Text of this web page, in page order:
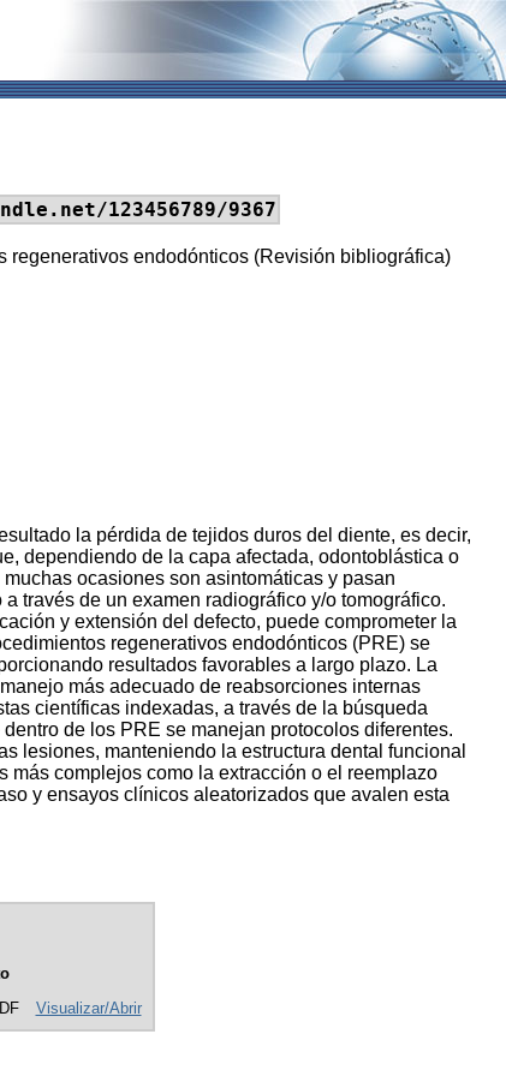
123456789/9367
regenerativos endodónticos (Revisión bibliográfica)
la pérdida de tejidos duros del diente, es decir,
dependiendo de la capa afectada, odontoblástica o
ocasiones son asintomáticas y pasan
través de un examen radiográfico y/o tomográfico.
y extensión del defecto, puede comprometer la
regenerativos endodónticos (PRE) se
resultados favorables a largo plazo. La
más adecuado de reabsorciones internas
científicas indexadas, a través de la búsqueda
de los PRE se manejan protocolos diferentes.
lesiones, manteniendo la estructura dental funcional
complejos como la extracción o el reemplazo
y ensayos clínicos aleatorizados que avalen esta
Visualizar/Abrir